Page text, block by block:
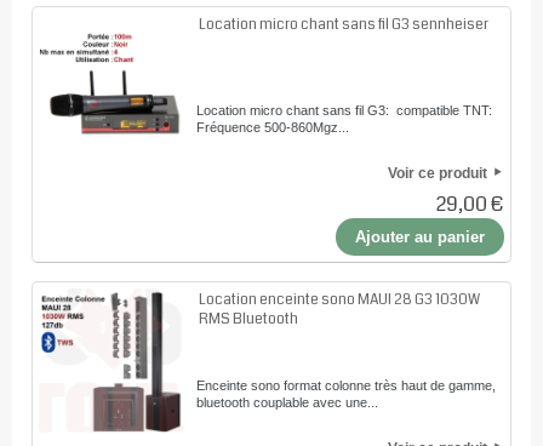
Location micro chant sans fil G3 sennheiser
Location micro chant sans fil G3: compatible TNT:
Fréquence 500-860Mgz...
Voir ce produit
29,00 €
Ajouter au panier
Location enceinte sono MAUI 28 G3 1030W
RMS Bluetooth
Enceinte sono format colonne très haut de gamme,
bluetooth couplable avec une...